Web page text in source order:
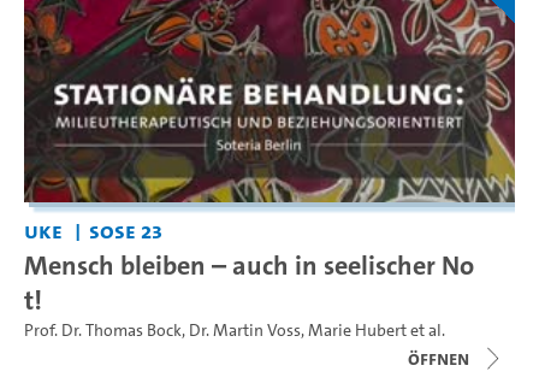
UKE SoSe 23
Mensch bleiben – auch in seelischer No
t!
Prof. Dr. Thomas Bock, Dr. Martin Voss,Marie Hubertet al.
Öffnen